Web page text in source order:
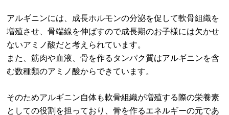
アルギニンには、成長ホルモンの分泌を促して軟骨組織を
増殖させ、骨端線を伸ばすので成長期のお子様には欠かせ
ないアミノ酸だと考えられています。
また、筋肉や血液、骨を作るタンパク質はアルギニンを含
む数種類のアミノ酸からできています。
そのためアルギニン自体も軟骨組織が増殖する際の栄養素
としての役割を担っており、骨を作るエネルギーの元であ